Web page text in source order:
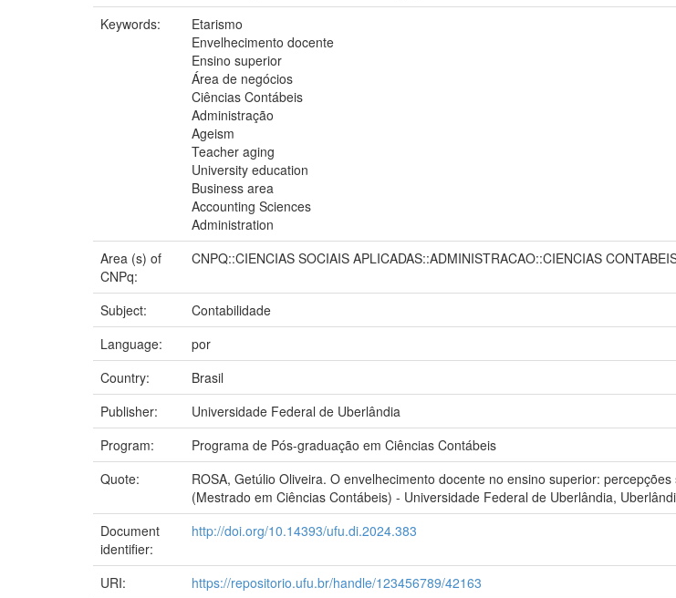
Keywords:
Etarismo
Envelhecimento docente
Ensino superior
Área de negócios
Ciências Contábeis
Administração
Ageism
Teacher aging
University education
Business area
Accounting Sciences
Administration
Area (s) of
CNPq:
CNPQ::CIENCIAS SOCIAIS APLICADAS::ADMINISTRACAO::CIENCIAS
Subject:
Contabilidade
Language:
por
Country:
Brasil
Publisher:
Universidade Federal de Uberlândia
Program:
Programa de Pós-graduação em Ciências Contábeis
Quote:
ROSA, Getúlio Oliveira. O envelhecimento docente no ensino superior:
(Mestrado em Ciências Contábeis) - Universidade Federal de Uberlândia,
Document
identifier:
http://doi.org/10.14393/ufu.di.2024.383
URI:
https://repositorio.ufu.br/handle/123456789/42163